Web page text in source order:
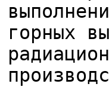
горных